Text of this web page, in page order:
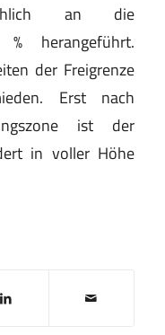
an die
herangeführt.
der Freigrenze
Erst nach
ist der
in voller Höhe